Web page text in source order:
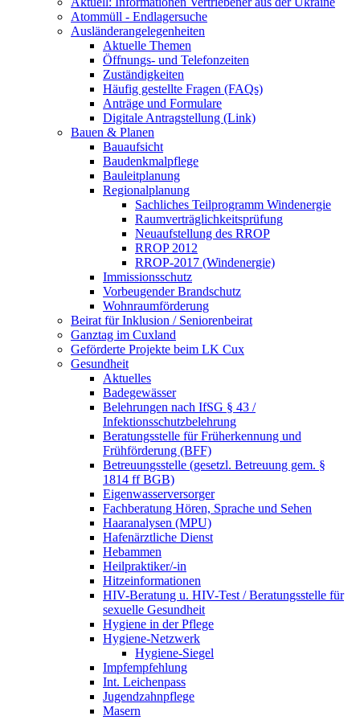
Atommüll - Endlagersuche
Ausländerangelegenheiten
Aktuelle Themen
Öffnungs- und Telefonzeiten
Zuständigkeiten
Häufig gestellte Fragen (FAQs)
Anträge und Formulare
Digitale Antragstellung (Link)
Bauen & Planen
Bauaufsicht
Baudenkmalpflege
Bauleitplanung
Regionalplanung
Sachliches Teilprogramm Windenergie
Raumverträglichkeitsprüfung
Neuaufstellung des RROP
RROP 2012
RROP-2017 (Windenergie)
Immissionsschutz
Vorbeugender Brandschutz
Wohnraumförderung
Beirat für Inklusion / Seniorenbeirat
Ganztag im Cuxland
Geförderte Projekte beim LK Cux
Gesundheit
Aktuelles
Badegewässer
Belehrungen nach IfSG § 43 /
Infektionsschutzbelehrung
Beratungsstelle für Früherkennung und
Frühförderung (BFF)
Betreuungsstelle (gesetzl. Betreuung gem. §
1814 ff BGB)
Eigenwasserversorger
Fachberatung Hören, Sprache und Sehen
Haaranalysen (MPU)
Hafenärztliche Dienst
Hebammen
Heilpraktiker/-in
Hitzeinformationen
HIV-Beratung u. HIV-Test / Beratungsstelle für
sexuelle Gesundheit
Hygiene in der Pflege
Hygiene-Netzwerk
Hygiene-Siegel
Impfempfehlung
Int. Leichenpass
Jugendzahnpflege
Masern